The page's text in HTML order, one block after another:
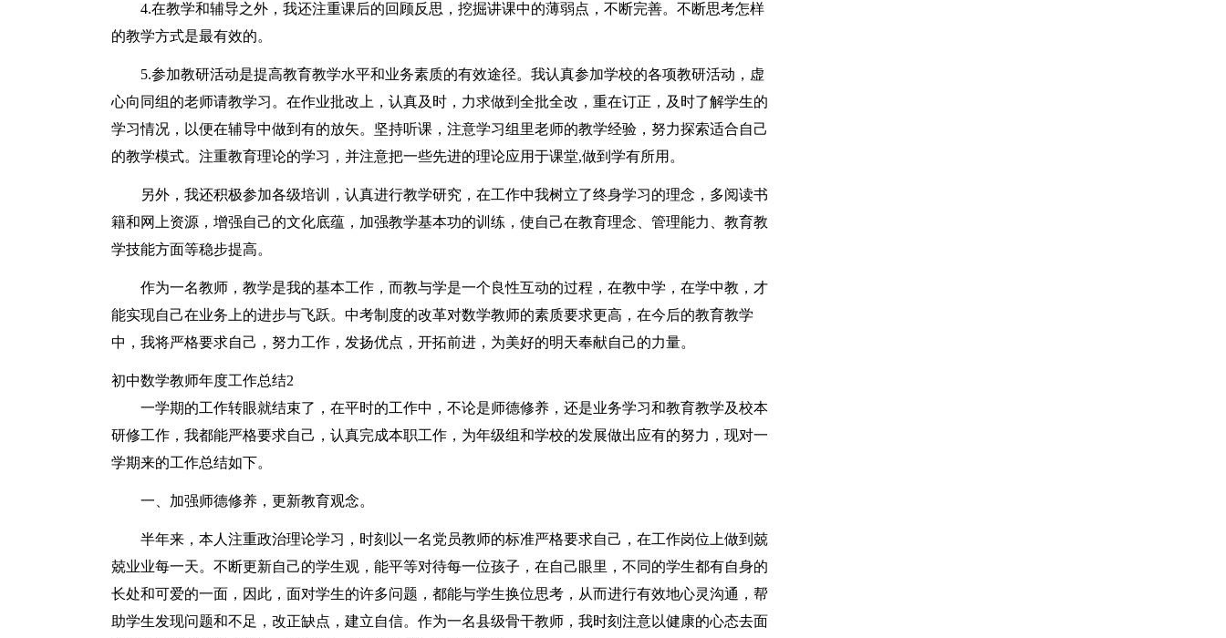
4.在教学和辅导之外，我还注重课后的回顾反思，挖掘讲课中的薄弱点，不断完善。不断思考怎样
的教学方式是最有效的。
5.参加教研活动是提高教育教学水平和业务素质的有效途径。我认真参加学校的各项教研活动，虚
心向同组的老师请教学习。在作业批改上，认真及时，力求做到全批全改，重在订正，及时了解学生的
学习情况，以便在辅导中做到有的放矢。坚持听课，注意学习组里老师的教学经验，努力探索适合自己
的教学模式。注重教育理论的学习，并注意把一些先进的理论应用于课堂,做到学有所用。
另外，我还积极参加各级培训，认真进行教学研究，在工作中我树立了终身学习的理念，多阅读书
籍和网上资源，增强自己的文化底蕴，加强教学基本功的训练，使自己在教育理念、管理能力、教育教
学技能方面等稳步提高。
作为一名教师，教学是我的基本工作，而教与学是一个良性互动的过程，在教中学，在学中教，才
能实现自己在业务上的进步与飞跃。中考制度的改革对数学教师的素质要求更高，在今后的教育教学
中，我将严格要求自己，努力工作，发扬优点，开拓前进，为美好的明天奉献自己的力量。
初中数学教师年度工作总结2
一学期的工作转眼就结束了，在平时的工作中，不论是师德修养，还是业务学习和教育教学及校本
研修工作，我都能严格要求自己，认真完成本职工作，为年级组和学校的发展做出应有的努力，现对一
学期来的工作总结如下。
一、加强师德修养，更新教育观念。
半年来，本人注重政治理论学习，时刻以一名党员教师的标准严格要求自己，在工作岗位上做到兢
兢业业每一天。不断更新自己的学生观，能平等对待每一位孩子，在自己眼里，不同的学生都有自身的
长处和可爱的一面，因此，面对学生的许多问题，都能与学生换位思考，从而进行有效地心灵沟通，帮
助学生发现问题和不足，改正缺点，建立自信。作为一名县级骨干教师，我时刻注意以健康的心态去面